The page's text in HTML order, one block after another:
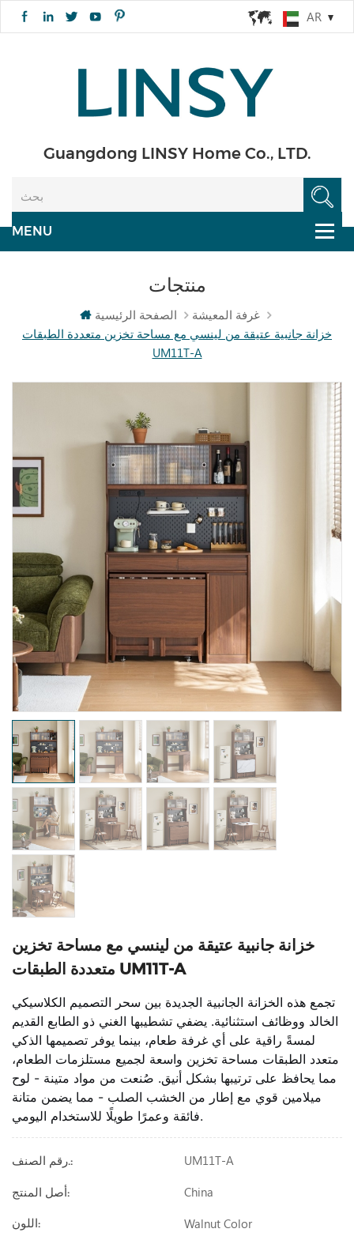
AR
Guangdong LINSY Home Co., LTD.
منتجات
الصفحة الرئيسية
غرفة المعيشة
خزانة جانبية عتيقة من لينسي مع مساحة تخزين متعددة الطبقات
UM11T-A
خزانة جانبية عتيقة من لينسي مع مساحة تخزين
متعددة الطبقات UM11T-A
تجمع هذه الخزانة الجانبية الجديدة بين سحر التصميم الكلاسيكي
الخالد ووظائف استثنائية. يضفي تشطيبها الغني ذو الطابع القديم
لمسةً راقية على أي غرفة طعام، بينما يوفر تصميمها الذكي
متعدد الطبقات مساحة تخزين واسعة لجميع مستلزمات الطعام،
مما يحافظ على ترتيبها بشكل أنيق. صُنعت من مواد متينة - لوح
ميلامين قوي مع إطار من الخشب الصلب - مما يضمن متانة
فائقة وعمرًا طويلًا للاستخدام اليومي.
رقم الصنف.: UM11T-A
أصل المنتج: China
اللون: Walnut Color